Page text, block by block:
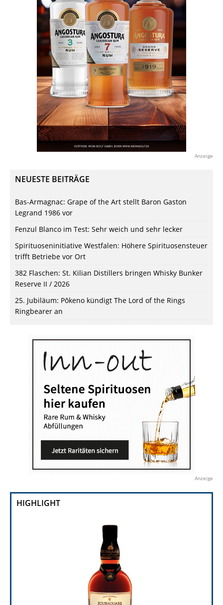
Anzeige
NEUESTE BEITRÄGE
Bas-Armagnac: Grape of the Art stellt Baron Gaston
Legrand 1986 vor
Fenzul Blanco im Test: Sehr weich und sehr lecker
Spirituoseninitiative Westfalen: Höhere Spirituosensteuer
trifft Betriebe vor Ort
382 Flaschen: St. Kilian Distillers bringen Whisky Bunker
Reserve II / 2026
25. Jubiläum: Pōkeno kündigt The Lord of the Rings
Ringbearer an
Anzeige
HIGHLIGHT